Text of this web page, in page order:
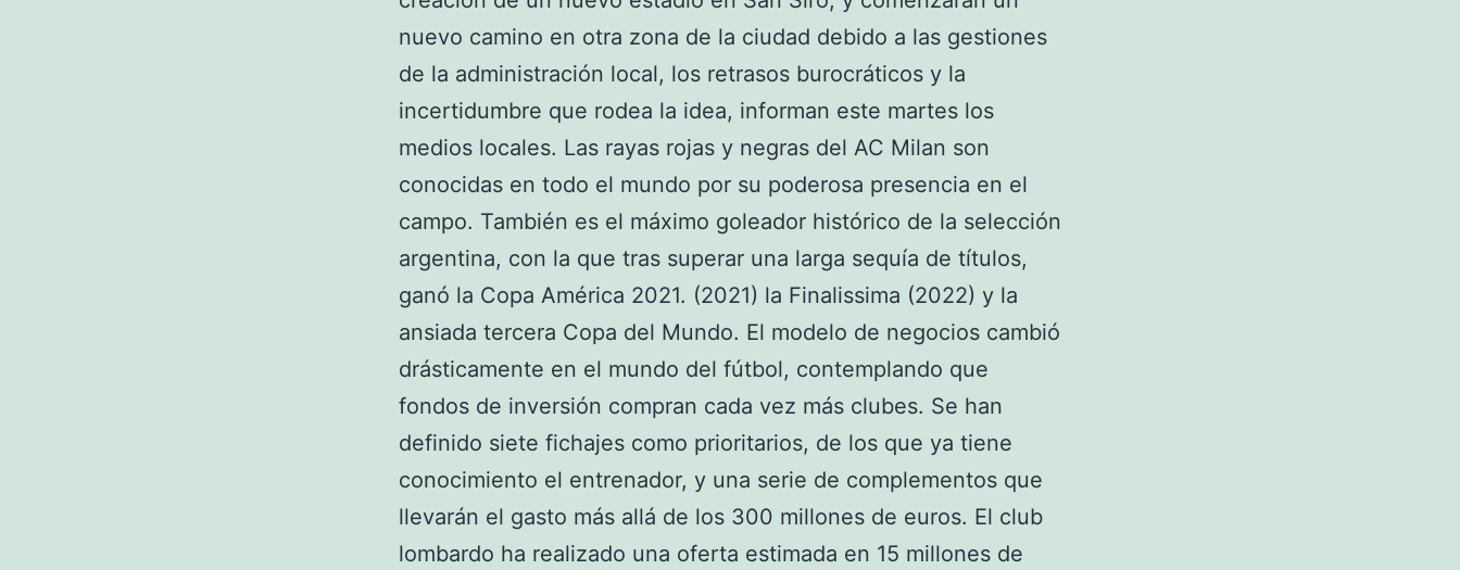
nuevo camino en otra zona de la ciudad debido a las gestiones
de la administración local, los retrasos burocráticos y la
incertidumbre que rodea la idea, informan este martes los
medios locales. Las rayas rojas y negras del AC Milan son
conocidas en todo el mundo por su poderosa presencia en el
campo. También es el máximo goleador histórico de la selección
argentina, con la que tras superar una larga sequía de títulos,
ganó la Copa América 2021. (2021) la Finalissima (2022) y la
ansiada tercera Copa del Mundo. El modelo de negocios cambió
drásticamente en el mundo del fútbol, contemplando que
fondos de inversión compran cada vez más clubes. Se han
definido siete fichajes como prioritarios, de los que ya tiene
conocimiento el entrenador, y una serie de complementos que
llevarán el gasto más allá de los 300 millones de euros. El club
lombardo ha realizado una oferta estimada en 15 millones de